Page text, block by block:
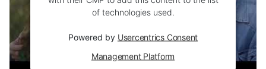
of technologies used.
Powered by Usercentrics Consent
Management Platform